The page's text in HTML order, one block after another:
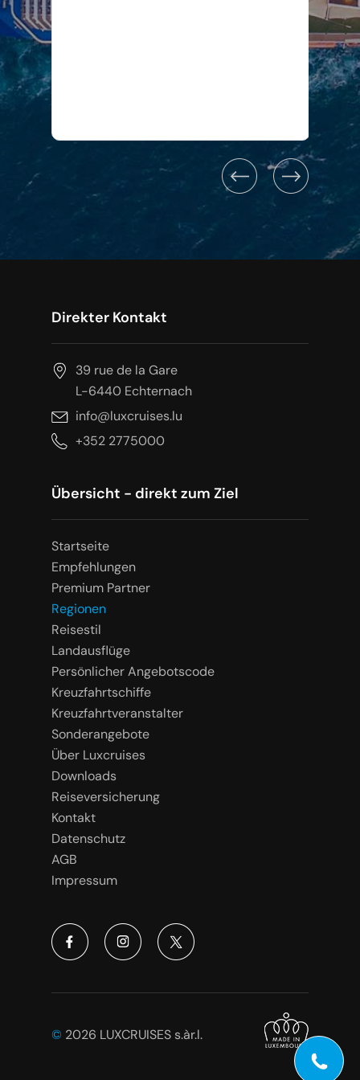
Direkter Kontakt
39 rue de la Gare
L-6440 Echternach
info@luxcruises.lu
+352 2775000
Übersicht - direkt zum Ziel
Startseite
Empfehlungen
Premium Partner
Regionen
Reisestil
Landausflüge
Persönlicher Angebotscode
Kreuzfahrtschiffe
Kreuzfahrtveranstalter
Sonderangebote
Über Luxcruises
Downloads
Reiseversicherung
Kontakt
Datenschutz
AGB
Impressum
© 2026 LUXCRUISES s.àr.l.